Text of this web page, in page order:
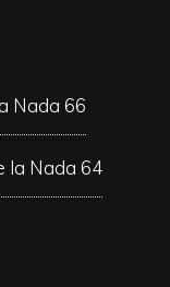
Nada 66
la Nada 64